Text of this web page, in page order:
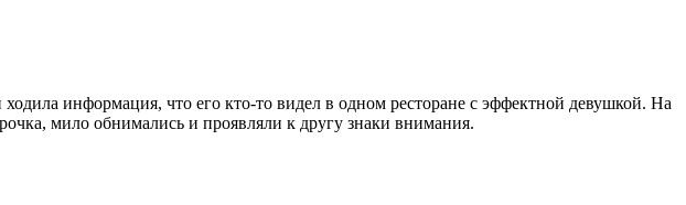
информация, что его кто-то видел в одном ресторане с эффектной девушкой. На
мило обнимались и проявляли к другу знаки внимания.